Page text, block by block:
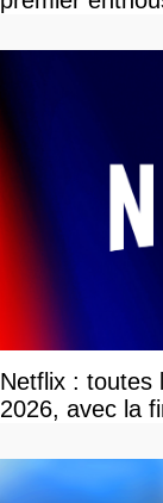
Netflix : toutes
2026, avec la